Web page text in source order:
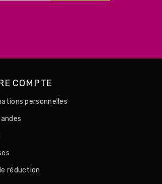
COMPTE
personnelles
réduction